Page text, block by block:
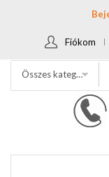
Fiókom
Összes kategória